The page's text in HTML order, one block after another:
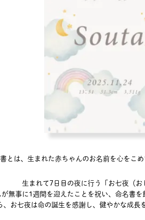
とは、生まれた赤ちゃんのお名前を心をこめ
生まれて7日目の夜に行う
「お七夜（お
無事に1週間を迎えたことを祝い、 命名書を
、お七夜は命の誕生を感謝し、 健やかな成長